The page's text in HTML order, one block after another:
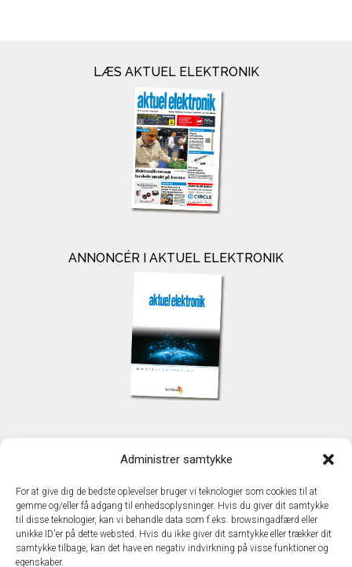
Administrer samtykke
For at give dig de bedste oplevelser bruger vi teknologier som cookies til at
gemme og/eller få adgang til enhedsoplysninger. Hvis du giver dit samtykke
til disse teknologier, kan vi behandle data som f.eks. browsingadfærd eller
unikke ID'er på dette websted. Hvis du ikke giver dit samtykke eller trækker dit
samtykke tilbage, kan det have en negativ indvirkning på visse funktioner og
egenskaber.
LÆS AKTUEL ELEKTRONIK
ANNONCÉR I AKTUEL ELEKTRONIK
TechMedia A/S
DK - 2600 Glostrup
www.techmedia.dk
Telefon: +45 43 24 26 28
E-mail:info@techmedia.dk